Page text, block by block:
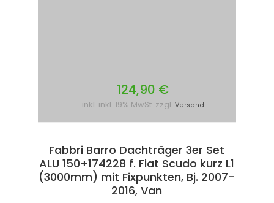
124,90 €
inkl. inkl. 19% MwSt. zzgl. Versand
Fabbri Barro Dachträger 3er Set
ALU 150+174228 f. Fiat Scudo kurz L1
(3000mm) mit Fixpunkten, Bj. 2007-
2016, Van